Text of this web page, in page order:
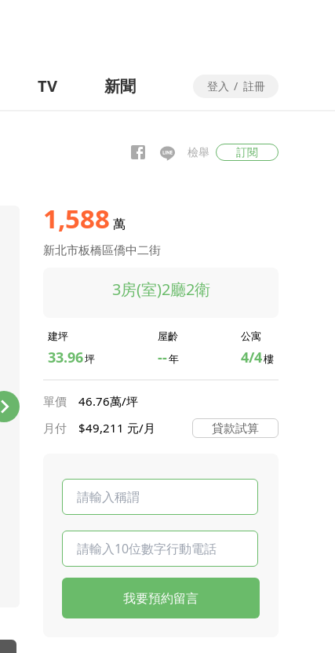
TV 新聞 登入 / 註冊
檢舉 訂閱
1,588 萬
新北市板橋區僑中二街
3房(室)2廳2衛
建坪
33.96坪
屋齡
--年
公寓
4/4樓
單價
46.76萬/坪
月付
$49,211 元/月 貸款試算
我要預約留言